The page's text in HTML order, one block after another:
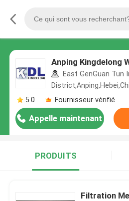
Anping Kingdelong
East GenGuan Tun
5.0
Fournisseur vérifié
Appelle maintenant
PRODUITS
Filtration